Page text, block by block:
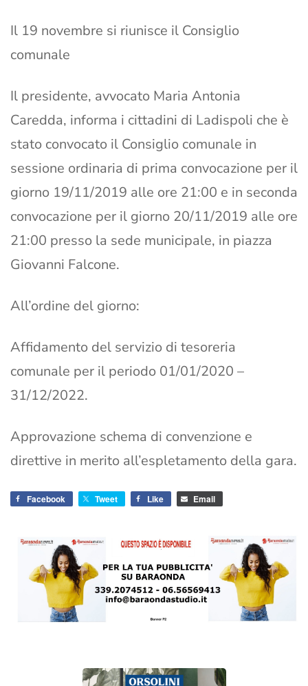
Il 19 novembre si riunisce il Consiglio
comunale
Il presidente, avvocato Maria Antonia
Caredda, informa i cittadini di Ladispoli che è
stato convocato il Consiglio comunale in
sessione ordinaria di prima convocazione per il
giorno 19/11/2019 alle ore 21:00 e in seconda
convocazione per il giorno 20/11/2019 alle ore
21:00 presso la sede municipale, in piazza
Giovanni Falcone.
All’ordine del giorno:
Affidamento del servizio di tesoreria
comunale per il periodo 01/01/2020 –
31/12/2022.
Approvazione schema di convenzione e
direttive in merito all’espletamento della gara.
Facebook Tweet Like Email